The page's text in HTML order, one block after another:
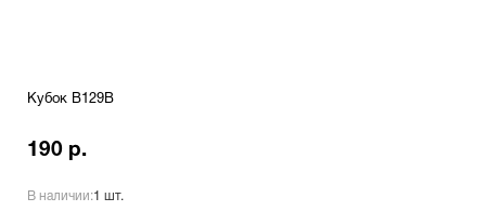
Кубок B129B
190 р.
В наличии:1 шт.